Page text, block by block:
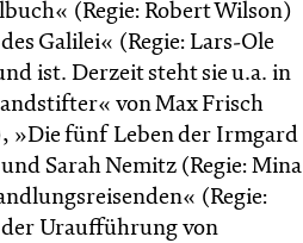
(Regie: Robert Wilson)
Galilei« (Regie: Lars-Ole
ist. Derzeit steht sie u.a. in
von Max Frisch
»Die fünf Leben der Irmgard
Sarah Nemitz (Regie: Mina
(Regie:
Uraufführung von